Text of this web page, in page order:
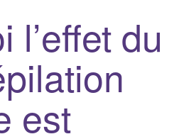
l’effet du
est